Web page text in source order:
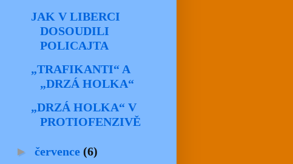
JAK V LIBERCI
DOSOUDILI
POLICAJTA
„TRAFIKANTI“ A
„DRZÁ HOLKA“
„DRZÁ HOLKA“ V
PROTIOFENZIVĚ
► července (6)